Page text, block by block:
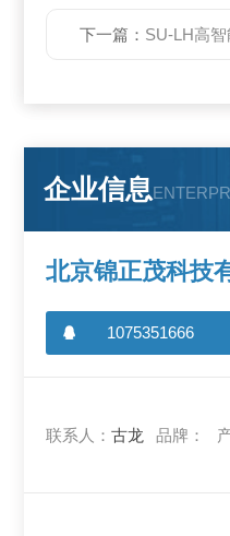
下一篇： SU-LH高智
企业信息
北京锦正茂科技
1075351666
联系人：古龙 品牌：